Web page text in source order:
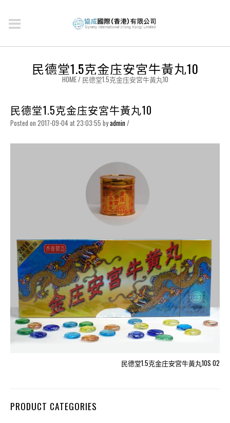
民德堂1.5克金庒安宮牛黃丸10
HOME/ 民德堂1.5克金庒安宮牛黃丸10
民德堂1.5克金庒安宮牛黃丸10
Posted on 2017-09-04 at 23:03:55 byadmin/
民德堂1.5克金庄安宮牛黃丸10S 02
PRODUCT CATEGORIES